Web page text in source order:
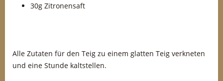
30g Zitronensaft
Alle Zutaten für den Teig zu einem glatten Teig verkneten
und eine Stunde kaltstellen.